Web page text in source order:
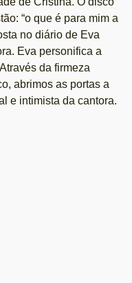
“o que é para mim a
no diário de Eva
Eva personifica a
da firmeza
abrimos as portas a
e intimista da cantora.